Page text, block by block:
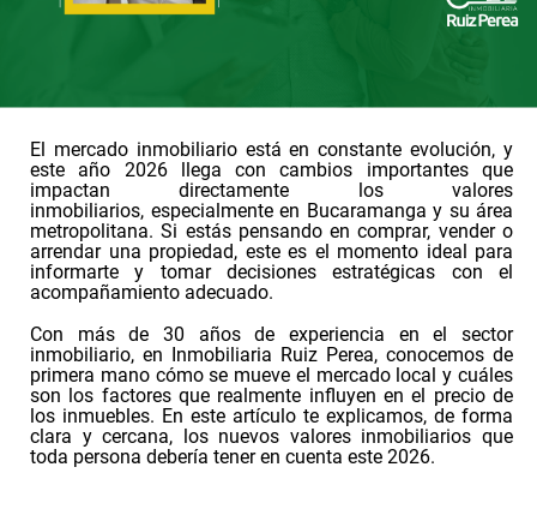
El mercado inmobiliario está en constante evolución, y
este año 2026
llega con cambios importantes que
impactan directamente los valores
inmobiliarios, especialmente en Bucaramanga y su área
metropolitana.Si estás pensando en comprar, vender o
arrendar una propiedad, este es el momento ideal para
informarte y tomar decisiones estratégicas con el
acompañamiento adecuado.
Con más de 30 años de experiencia en el sector
inmobiliario, en Inmobiliaria Ruiz Perea, conocemos de
primera mano cómo se mueve el mercado local y cuáles
son los factores que realmente influyen en el precio de
los inmuebles. En este artículo te explicamos, de forma
clara y cercana, los nuevos valores inmobiliarios que
toda persona debería tener en cuenta este 2026.